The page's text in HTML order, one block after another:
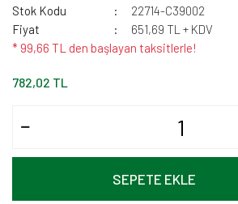
Stok Kodu
22714-C39002
Fiyat
651,69 TL + KDV
* 99,66 TL den başlayan taksitlerle!
782,02 TL
SEPETE EKLE